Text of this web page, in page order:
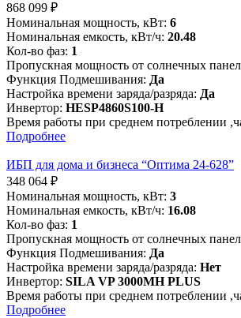
868 099 ₽
Номинальная мощность, кВт: 6
Номинальная емкость, кВт/ч: 20.48
Кол-во фаз: 1
Пропускная мощность от солнечных
Функция Подмешивания: Да
Настройка времени заряда/разряда: Да
Инвертор: HESP4860S100-H
Время работы при среднем потреблении
Подробнее
ИБП для дома и бизнеса “Оптима 24-628”
348 064 ₽
Номинальная мощность, кВт: 3
Номинальная емкость, кВт/ч: 16.08
Кол-во фаз: 1
Пропускная мощность от солнечных
Функция Подмешивания: Да
Настройка времени заряда/разряда: Нет
Инвертор: SILA VP 3000MH PLUS
Время работы при среднем потреблении
Подробнее